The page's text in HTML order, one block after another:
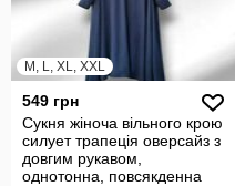
M, L, XL, XXL
549 грн
Сукня жіноча вільного крою
силует трапеція оверсайз з
довгим рукавом,
однотонна, повсякденна